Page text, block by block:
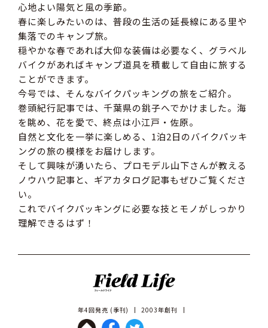
心地よい陽気と風の季節。
春に楽しみたいのは、普段の生活の延長線にある里や
集落でのキャンプ旅。
穏やかな春であれば大仰な装備は必要なく、グラベル
バイクがあればキャンプ道具を積載して自由に旅する
ことができます。
今号では、そんなバイクパッキングの旅をご紹介。
巻頭紀行記事では、千葉県の銚子へでかけました。海
を眺め、花を愛で、終点は小江戸・佐原。
自然と文化を一挙に楽しめる、1泊2日のバイクパッキ
ングの旅の模様をお届けします。
そして興味が湧いたら、プロモデル山下さんが教える
ノウハウ記事と、ギアカタログ記事もぜひご覧くださ
い。
これでバイクパッキングに必要な技とモノがしっかり
理解できるはず！
年4回発売 (季刊) 2003年創刊